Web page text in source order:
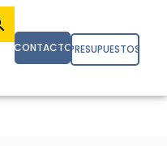
CONTACTOPRESUPUESTOS